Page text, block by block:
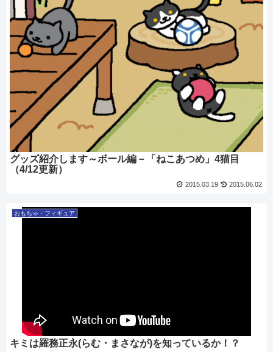
グッズ紹介します～ボール編－「ねこあつめ」4猫目
（4/12更新）
2015.03.19 2015.06.02
おもちゃ・フィギュア
キミは羅務正永(らむ・まさなが)を知っているか！？